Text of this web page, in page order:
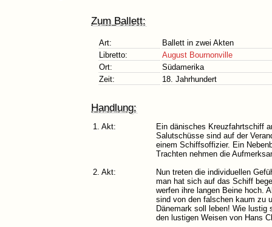
Zum Ballett:
Art:
Ballett in zwei Akten
Libretto:
August Bournonville
Ort:
Südamerika
Zeit:
18. Jahrhundert
Handlung:
1. Akt:
Ein dänisches Kreuzfahrtschiff
Salutschüsse sind auf der
einem Schiffsoffizier. Ein
Trachten nehmen die
2. Akt:
Nun treten die individuellen
man hat sich auf das Schiff
werfen ihre langen Beine hoch.
sind von den falschen kaum zu
Dänemark soll leben! Wie lustig
den lustigen Weisen von Hans